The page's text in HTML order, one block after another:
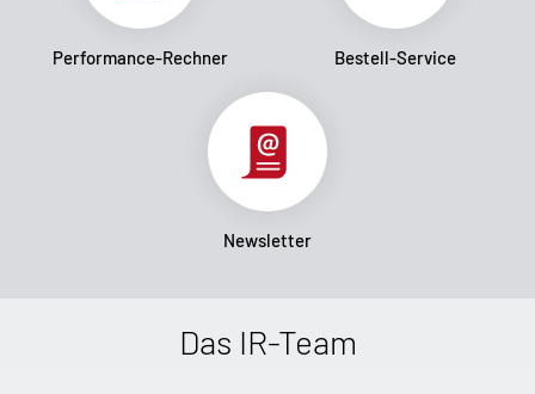
Performance-Rechner Bestell-Service
Newsletter
Das IR-Team